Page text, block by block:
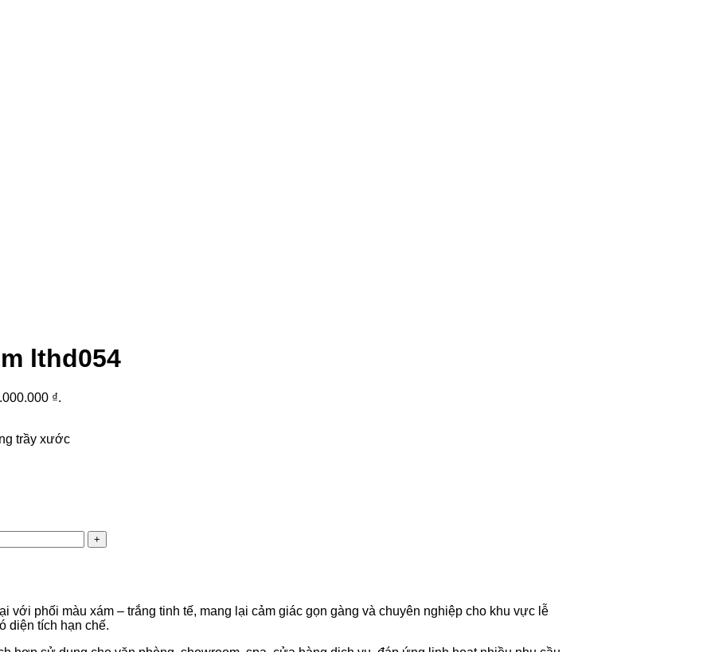
lthd054
₫.
trầy xước
với phối màu xám – trắng tinh tế, mang lại cảm giác gọn gàng và chuyên nghiệp cho khu vực lễ
diện tích hạn chế.